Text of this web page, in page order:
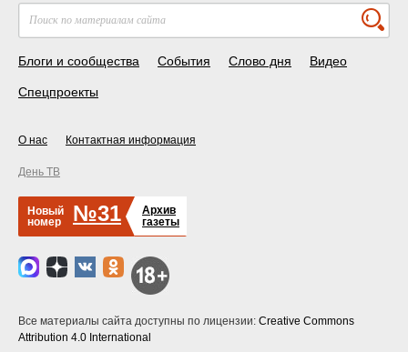
Блоги и сообщества События Слово дня Видео
Спецпроекты
О нас Контактная информация
День ТВ
Новый
номер
№31
Архив
газеты
Все материалы сайта доступны по лицензии: Creative Commons
Attribution 4.0 International